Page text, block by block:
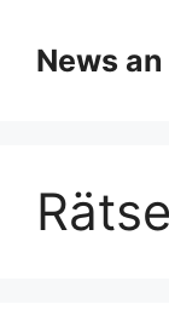
Inhalt
springen
News